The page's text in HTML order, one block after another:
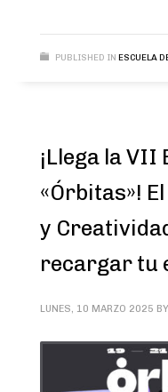
PUBLISHED IN ESCUELA
¡Llega la VII
«Órbitas»!
y
recargar tu
LUNES, 10 MARZO 2025 BY